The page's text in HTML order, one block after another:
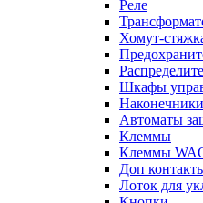
Реле
Хомут-
Шкафы
Наконечники
Автоматы
Клеммы
Клеммы
Доп
Лоток для